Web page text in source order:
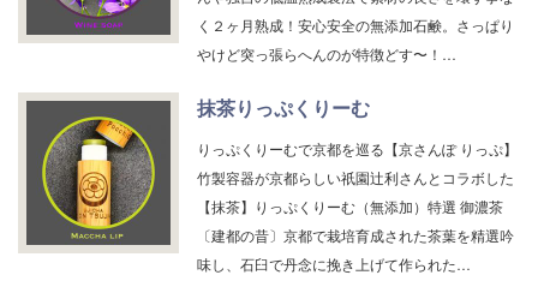
く２ヶ月熟成！安心安全の無添加石鹸。さっぱり
やけど突っ張らへんのが特徴どす〜！…
抹茶りっぷくりーむ
りっぷくりーむで京都を巡る【京さんぽ りっぷ】
竹製容器が京都らしい祇園辻利さんとコラボした
【抹茶】りっぷくりーむ（無添加）特選 御濃茶
〔建都の昔〕京都で栽培育成された茶葉を精選吟
味し、石臼で丹念に挽き上げて作られた…